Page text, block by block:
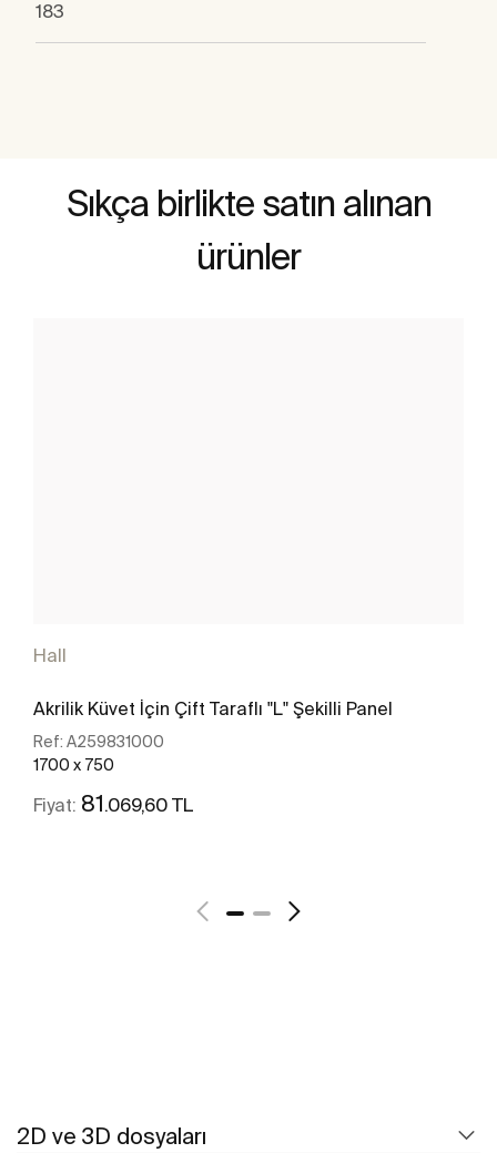
183
Sıkça birlikte satın alınan
ürünler
Hall
Akrilik Küvet İçin Çift Taraflı "L" Şekilli Panel
Ref: A259831000
1700 x 750
Fiyat: 81.069,60 TL
2D ve 3D dosyaları